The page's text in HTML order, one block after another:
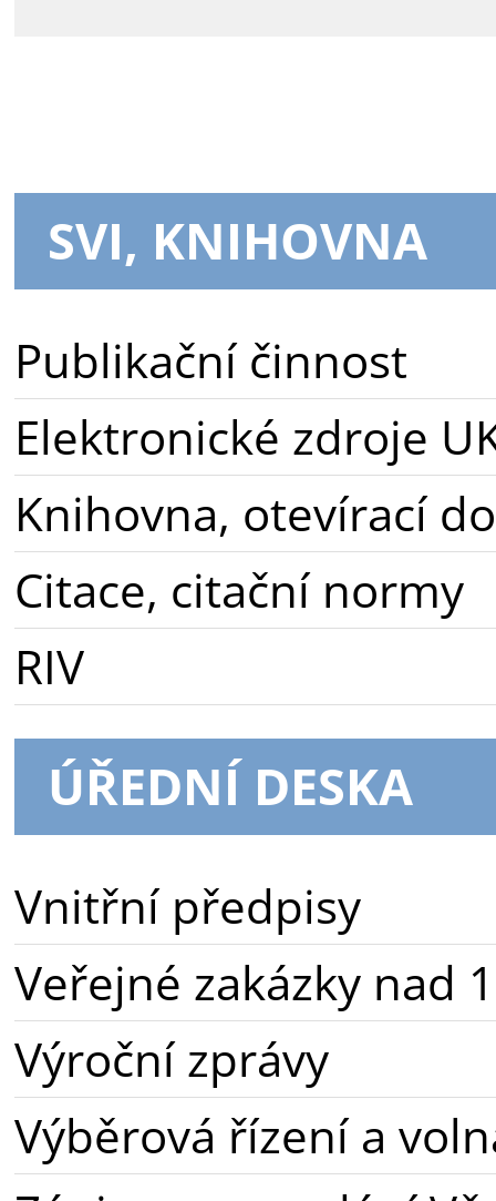
SVI, KNIHOVNA
Publikační činnost
Elektronické zdroje
Knihovna, otevírací
Citace, citační normy
RIV
ÚŘEDNÍ DESKA
Vnitřní předpisy
Veřejné zakázky nad
Výroční zprávy
Výběrová řízení a